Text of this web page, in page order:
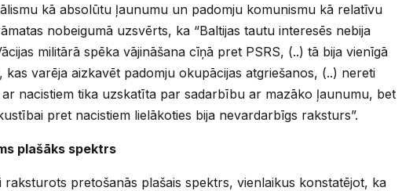
kā absolūtu ļaunumu un padomju komunismu kā relatīvu
nobeigumā uzsvērts, ka “Baltijas tautu interesēs nebija
militārā spēka vājināšana cīņā pret PSRS, (..) tā bija vienīgā
kas varēja aizkavēt padomju okupācijas atgriešanos, (..) nereti
nacistiem tika uzskatīta par sadarbību ar mazāko ļaunumu, bet
pret nacistiem lielākoties bija nevardarbīgs raksturs”.
plašāks spektrs
raksturots pretošanās plašais spektrs, vienlaikus konstatējot, ka